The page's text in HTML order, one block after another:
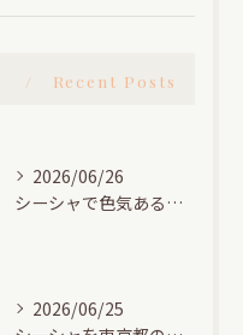
Recent Posts
2026/06/26
シーシャで色気ある隠れ家デートを東京都/下北沢/池尻大橋/三軒茶屋で叶える方法
2026/06/25